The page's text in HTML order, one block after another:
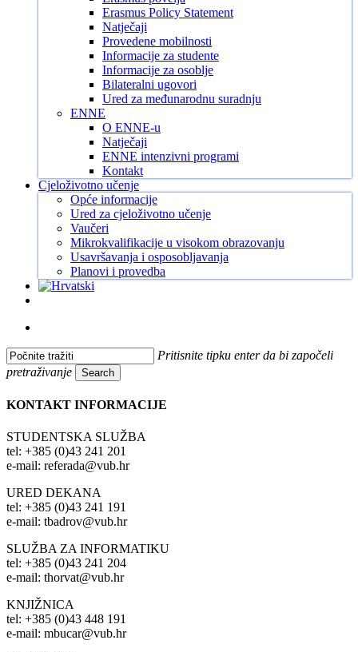
Erasmus Policy Statement
Natječaji
Provedene mobilnosti
Informacije za studente
Informacije za osoblje
Bilateralni ugovori
Ured za međunarodnu suradnju
ENNE
O ENNE-u
Natječaji
ENNE intenzivni programi
Kontakt
Cjeloživotno učenje
Opće informacije
Ured za cjeloživotno učenje
Vaučeri
Mikrokvalifikacije u visokom obrazovanju
Usavršavanja i osposobljavanja
Planovi i provedba
Pritisnite tipku enter da bi započeli
pretraživanje
Search
Search
KONTAKT INFORMACIJE
STUDENTSKA SLUŽBA
tel: +385 (0)43 241 201
e-mail: referada@vub.hr
URED DEKANA
tel: +385 (0)43 241 191
e-mail: tbadrov@vub.hr
SLUŽBA ZA INFORMATIKU
tel: +385 (0)43 241 204
e-mail: thorvat@vub.hr
KNJIŽNICA
tel: +385 (0)43 448 191
e-mail: mbucar@vub.hr